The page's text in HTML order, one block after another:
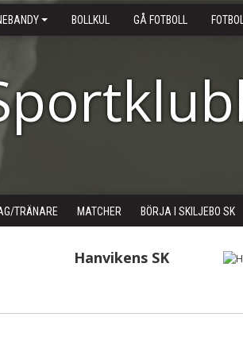
BOLLKUL GÅ FOTBOLL
TRÄNARE MATCHER BÖRJA I SKILJEBO SK
Hanvikens SK